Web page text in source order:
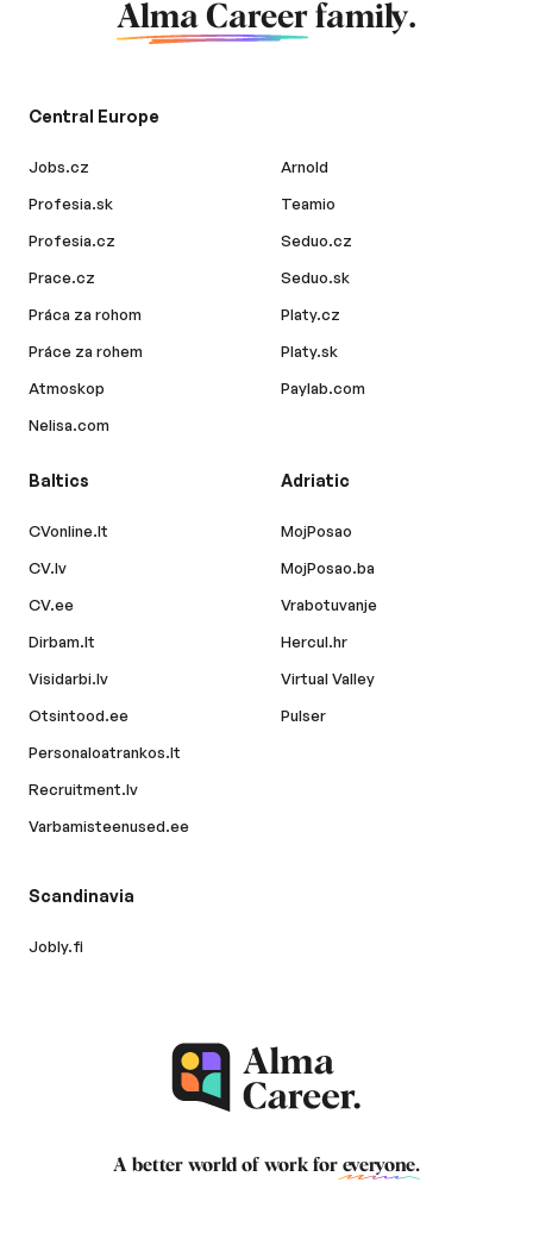
Alma Career family.
Central Europe
Jobs.cz
Profesia.sk
Profesia.cz
Prace.cz
Práca za rohom
Práce za rohem
Atmoskop
Nelisa.com
Arnold
Teamio
Seduo.cz
Seduo.sk
Platy.cz
Platy.sk
Paylab.com
Baltics
CVonline.lt
CV.lv
CV.ee
Dirbam.lt
Visidarbi.lv
Otsintood.ee
Personaloatrankos.lt
Recruitment.lv
Varbamisteenused.ee
Adriatic
MojPosao
MojPosao.ba
Vrabotuvanje
Hercul.hr
Virtual Valley
Pulser
Scandinavia
Jobly.fi
A better world of work for everyone.